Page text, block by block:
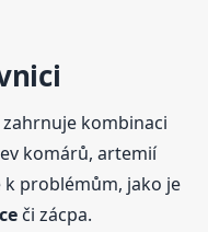
zahrnuje kombinaci
komárů, artemií
k problémům, jako je
či zácpa.